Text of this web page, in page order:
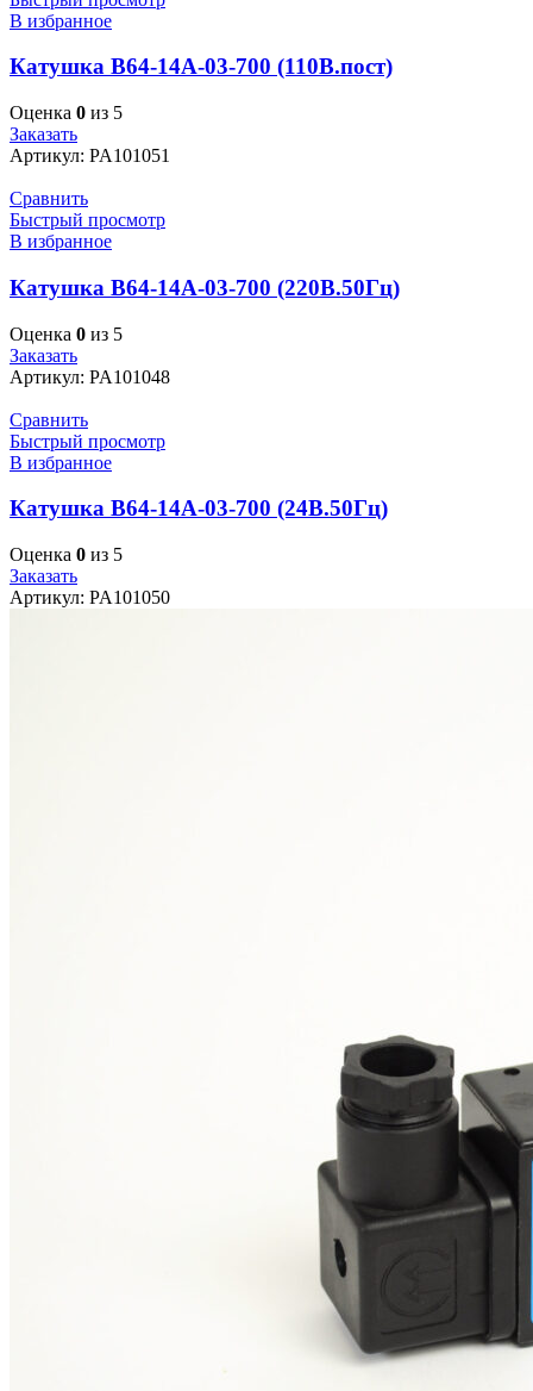
В избранное
Катушка В64-14А-03-700 (110В.пост)
Оценка 0 из 5
Заказать
Артикул: PA101051
Сравнить
Быстрый просмотр
В избранное
Катушка В64-14А-03-700 (220В.50Гц)
Оценка 0 из 5
Заказать
Артикул: PA101048
Сравнить
Быстрый просмотр
В избранное
Катушка В64-14А-03-700 (24В.50Гц)
Оценка 0 из 5
Заказать
Артикул: PA101050